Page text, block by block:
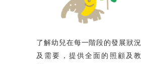
了解幼兒在每一階段的發展狀況
及需要，提供全面的照顧及教